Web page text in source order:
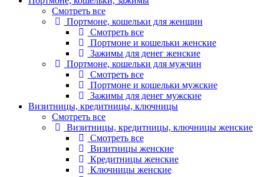
Смотреть все
Портмоне, кошельки для женщин
Смотреть все
Портмоне и кошельки женские
Зажимы для денег женские
Портмоне, кошельки для мужчин
Смотреть все
Портмоне и кошельки мужские
Зажимы для денег мужские
Визитницы, кредитницы, ключницы
Смотреть все
Визитницы, кредитницы, ключницы женские
Смотреть все
Визитницы женские
Кредитницы женские
Ключницы женские